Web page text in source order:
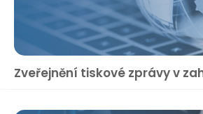
Zveřejnění tiskové zprávy v